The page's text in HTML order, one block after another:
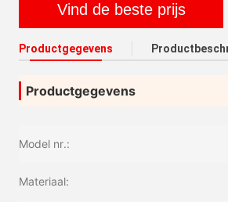
Vind de beste prijs
Productgegevens
Productgegevens
Model nr.:
Materiaal: